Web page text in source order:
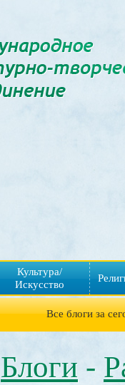
Культура/
Искусство
Все блоги за
Блоги -